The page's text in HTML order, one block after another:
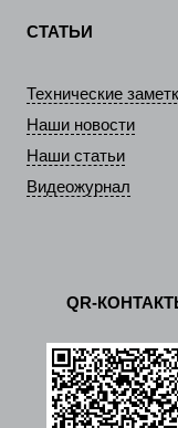
СТАТЬИ
Технические
Наши новости
Наши статьи
Видеожурнал
QR-